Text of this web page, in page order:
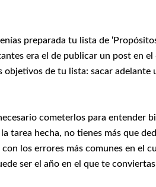
preparada tu lista de
era el de publicar un post en
objetivos de tu lista: sacar adelante
cometerlos para entender
tarea hecha, no tienes más que
con los errores más comunes en el
ser el año en el que te